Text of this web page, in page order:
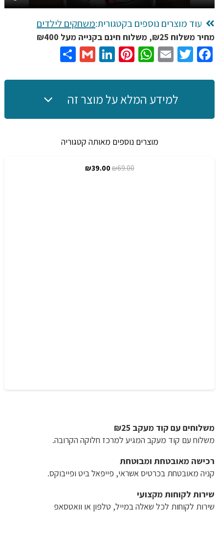
עוד מוצרים נוספים בקטגורית:משחקים לילדים
מחיר משלוח ₪25, משלוח חינם בקנייה מעל ₪400
Facebook
Twitter
Email
WhatsApp
Pinterest
LinkedIn
Gmail
למידע המלא על מוצר זה
מוצרים נוספים מאותה קטגוריה
₪69.00
המחיר₪39.00
המחיר
משלוחים עם קוד מעקב ₪25
משלוח​ עם קוד מעקב המגיע למרכז חלוקה הקרובה.
רכישה​ ​מאובטחת ומבוטחת
קניה מאובטחת בכרטיס אשראי, פייפאל ביט ופייבוקס.
שירות לקוחות מקצועי
שירות לקוחות לכל שאלה במייל, טלפון או וואטסאפ